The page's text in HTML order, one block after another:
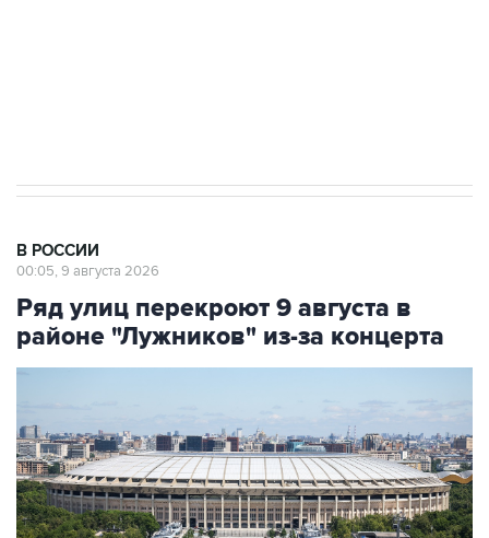
В РОССИИ
00:05, 9 августа 2026
Ряд улиц перекроют 9 августа в
районе "Лужников" из-за концерта